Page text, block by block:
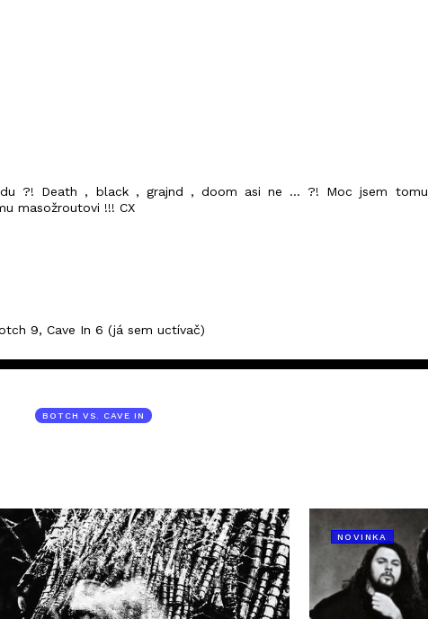
?! Death , black , grajnd , doom asi ne ... ?! Moc jsem tomu
masožroutovi !!! CX
9, Cave In 6 (já sem uctívač)
BOTCH VS. CAVE IN
NOVINKA